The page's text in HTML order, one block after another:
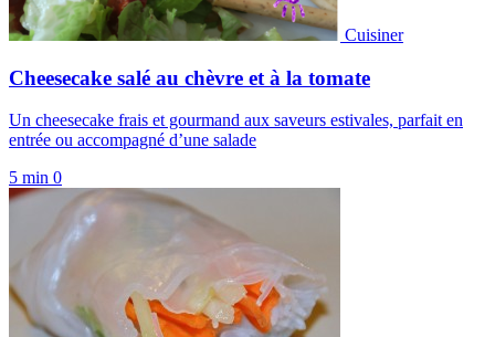
Cuisiner
Cheesecake salé au chèvre et à la tomate
Un cheesecake frais et gourmand aux saveurs estivales, parfait en
entrée ou accompagné d’une salade
5 min 0